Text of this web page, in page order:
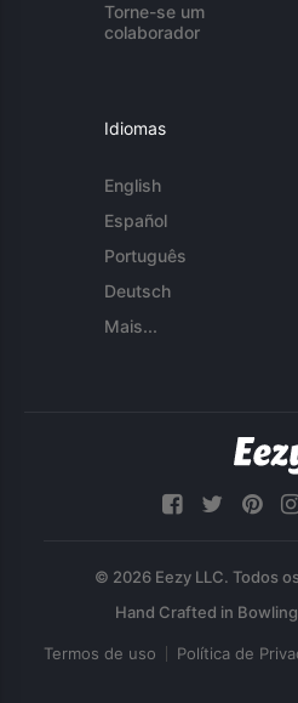
Torne-se um
colaborador
Idiomas
English
Español
Português
Deutsch
Mais...
© 2026 Eezy LLC. Todos
Termos de uso Política de